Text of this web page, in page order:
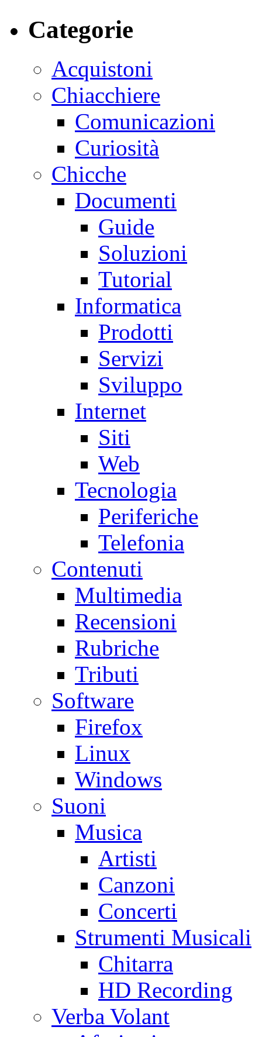
Categorie
Acquistoni
Chiacchiere
Comunicazioni
Curiosità
Chicche
Documenti
Guide
Soluzioni
Tutorial
Informatica
Prodotti
Servizi
Sviluppo
Internet
Siti
Web
Tecnologia
Periferiche
Telefonia
Contenuti
Multimedia
Recensioni
Rubriche
Tributi
Software
Firefox
Linux
Windows
Suoni
Musica
Artisti
Canzoni
Concerti
Strumenti Musicali
Chitarra
HD Recording
Verba Volant